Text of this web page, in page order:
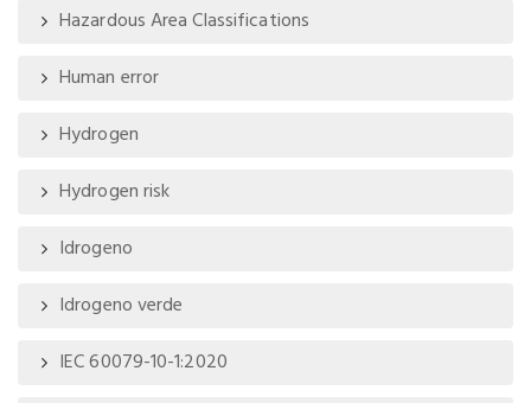
Hazardous Area Classifications
Human error
Hydrogen
Hydrogen risk
Idrogeno
Idrogeno verde
IEC 60079-10-1:2020